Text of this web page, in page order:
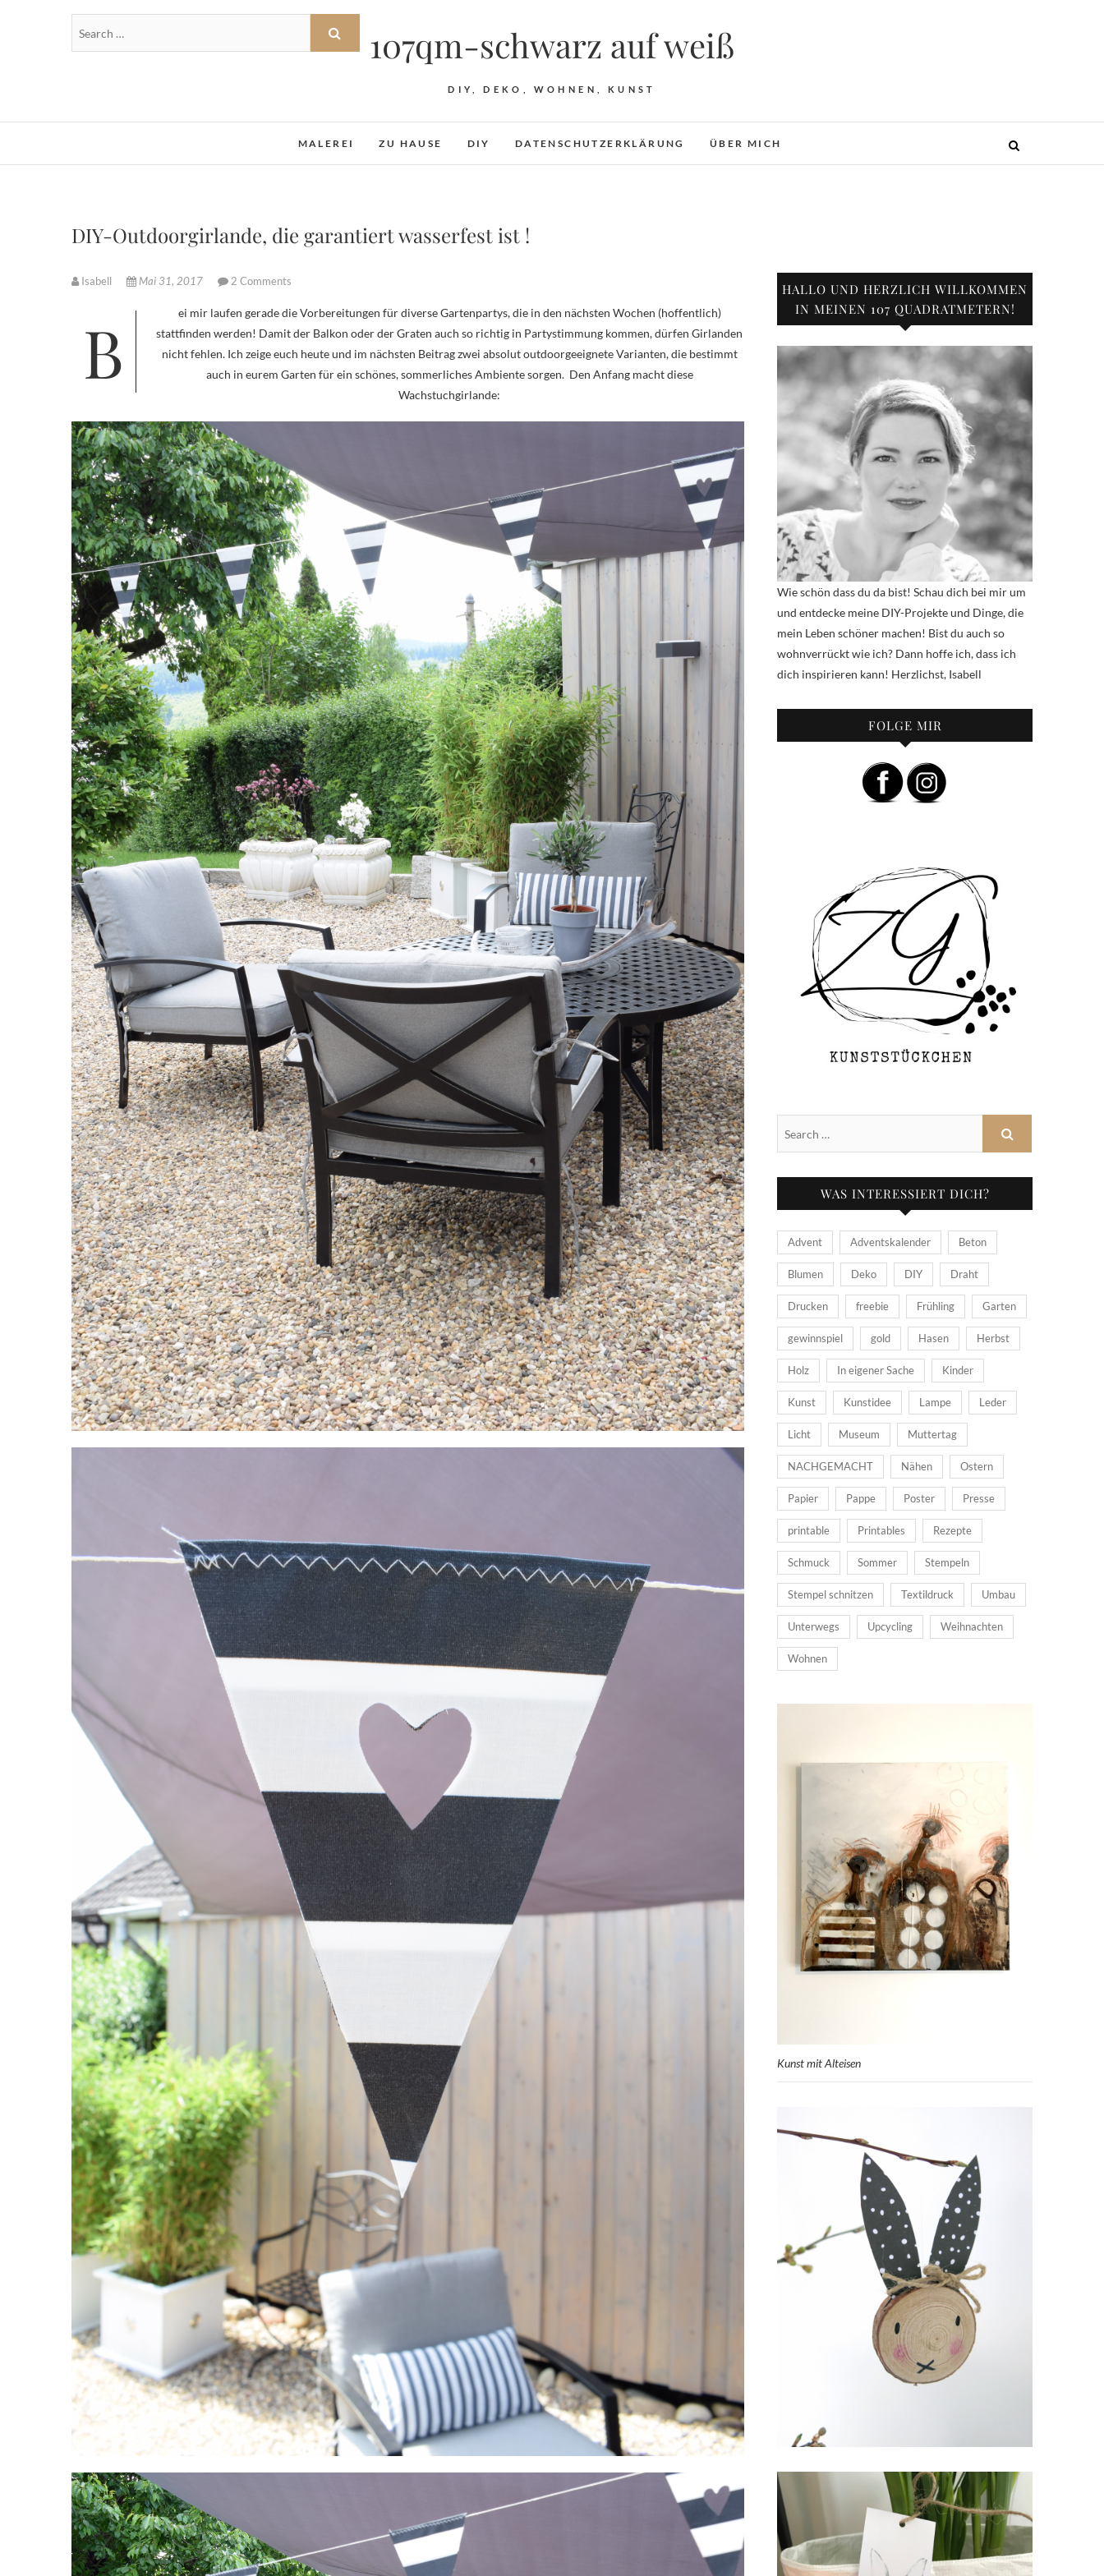
107qm-schwarz auf weiß
DIY, DEKO, WOHNEN, KUNST
MALEREI ZU HAUSE DIY DATENSCHUTZERKLÄRUNG ÜBER MICH
DIY-Outdoorgirlande, die garantiert wasserfest ist !
Isabell Mai 31, 2017 2 Comments
Bei mir laufen gerade die Vorbereitungen für diverse Gartenpartys, die in den nächsten Wochen (hoffentlich)
stattfinden werden! Damit der Balkon oder der Graten auch so richtig in Partystimmung kommen, dürfen Girlanden
nicht fehlen. Ich zeige euch heute und im nächsten Beitrag zwei absolut outdoorgeeignete Varianten, die bestimmt
auch in eurem Garten für ein schönes, sommerliches Ambiente sorgen. Den Anfang macht diese
Wachstuchgirlande:
HALLO UND HERZLICH WILLKOMMEN
IN MEINEN 107 QUADRATMETERN!
Wie schön dass du da bist! Schau dich bei mir um
und entdecke meine DIY-Projekte und Dinge, die
mein Leben schöner machen! Bist du auch so
wohnverrückt wie ich? Dann hoffe ich, dass ich
dich inspirieren kann! Herzlichst, Isabell
FOLGE MIR
WAS INTERESSIERT DICH?
Advent Adventskalender Beton
Blumen Deko DIY Draht
Drucken freebie Frühling Garten
gewinnspiel gold Hasen Herbst
Holz In eigener Sache Kinder
Kunst Kunstidee Lampe Leder
Licht Museum Muttertag
NACHGEMACHT Nähen Ostern
Papier Pappe Poster Presse
printable Printables Rezepte
Schmuck Sommer Stempeln
Stempel schnitzen Textildruck Umbau
Unterwegs Upcycling Weihnachten
Wohnen
Kunst mit Alteisen